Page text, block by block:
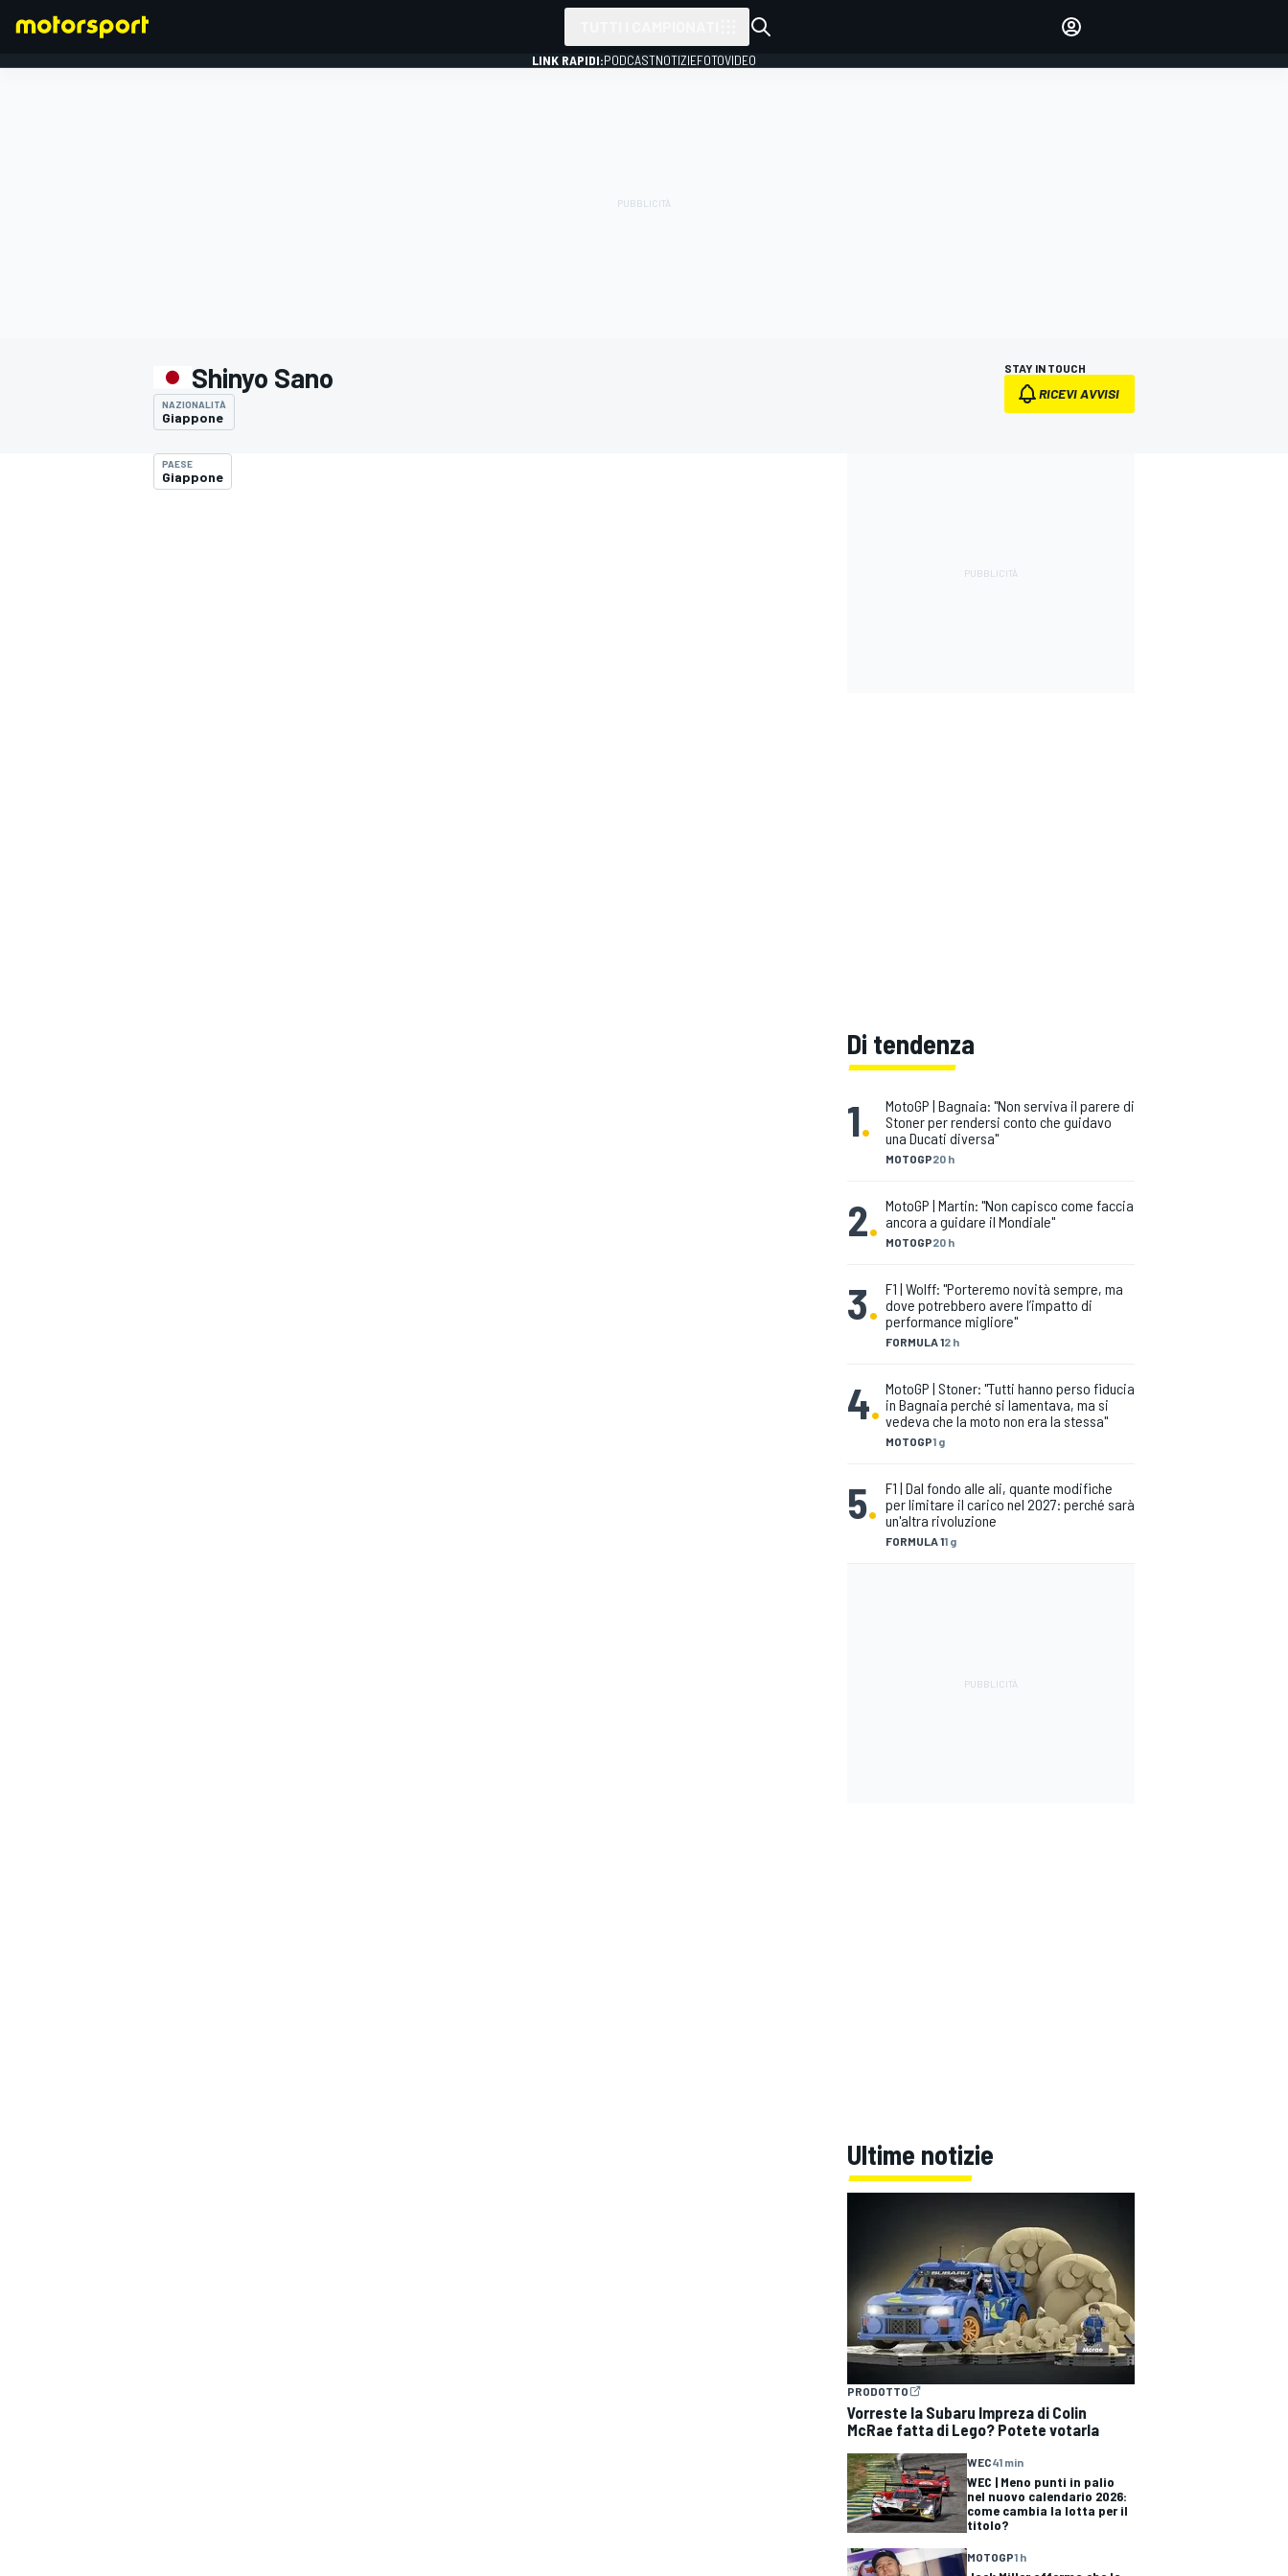
ACCEDI
LINK RAPIDI:PODCASTNOTIZIEFOTOVIDEO
Shinyo Sano
NAZIONALITÀ
Giappone
STAY IN TOUCH
RICEVI AVVISI
PAESE
Giappone
Di tendenza
1.
MOTOGP20 h
MotoGP | Bagnaia: "Non serviva il parere di
Stoner per rendersi conto che guidavo
una Ducati diversa"
2. MOTOGP20 h
MotoGP | Martin: "Non capisco come faccia
ancora a guidare il Mondiale"
3.
FORMULA 12 h
F1 | Wolff: "Porteremo novità sempre, ma
dove potrebbero avere l’impatto di
performance migliore"
4.
MOTOGP1 g
MotoGP | Stoner: "Tutti hanno perso fiducia
in Bagnaia perché si lamentava, ma si
vedeva che la moto non era la stessa"
5.
FORMULA 11 g
F1 | Dal fondo alle ali, quante modifiche
per limitare il carico nel 2027: perché sarà
un'altra rivoluzione
Ultime notizie
PRODOTTO
Vorreste la Subaru Impreza di Colin
McRae fatta di Lego? Potete votarla
WEC41 min
WEC | Meno punti in palio
nel nuovo calendario 2026:
come cambia la lotta per il
titolo?
MOTOGP1 h